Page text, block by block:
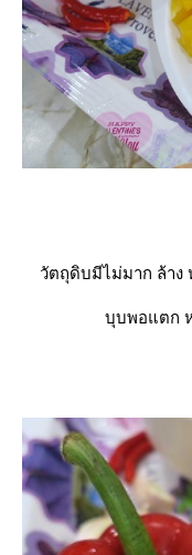
วัตถุดิบมีไม่มาก ล้าง
บุบพอแตก